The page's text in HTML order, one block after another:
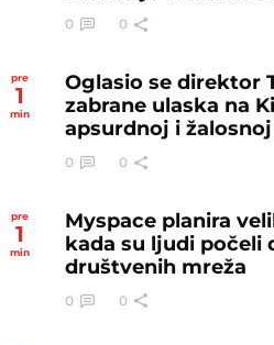
0 0
pre
1
min
Oglasio se direktor
zabrane ulaska na
apsurdnoj i
0 0
pre
1
min
Myspace planira
kada su ljudi počeli
društvenih mreža
0 0